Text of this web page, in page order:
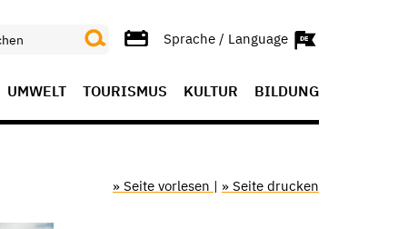
Sprache / Language
UMWELT TOURISMUS KULTUR BILDUNG
» Seite vorlesen | » Seite drucken